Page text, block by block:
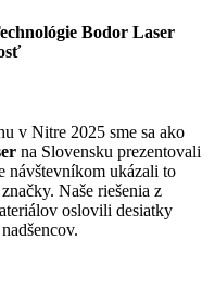
Bodor Laser
v Nitre 2025 sme sa ako
na Slovensku prezentovali
návštevníkom ukázali to
Naše riešenia z
oslovili desiatky